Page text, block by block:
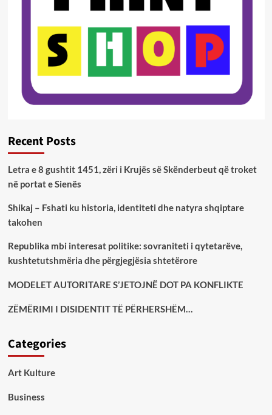
Recent Posts
Letra e 8 gushtit 1451, zëri i Krujës së Skënderbeut që troket
në portat e Sienës
Shikaj – Fshati ku historia, identiteti dhe natyra shqiptare
takohen
Republika mbi interesat politike: sovraniteti i qytetarëve,
kushtetutshmëria dhe përgjegjësia shtetërore
MODELET AUTORITARE S’JETOJNË DOT PA KONFLIKTE
ZËMËRIMI I DISIDENTIT TË PËRHERSHËM…
Categories
Art Kulture
Business